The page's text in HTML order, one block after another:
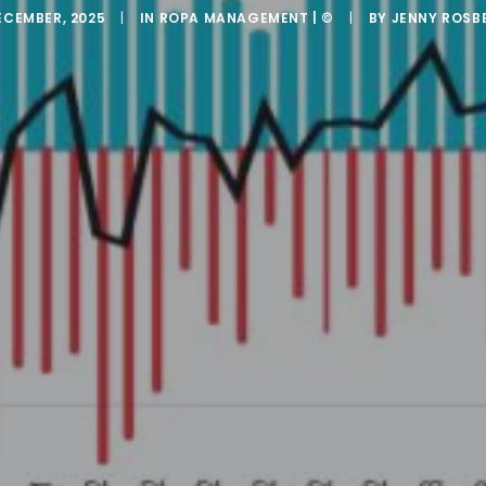
2025 | IN ROPA MANAGEMENT | © | BY JENNY